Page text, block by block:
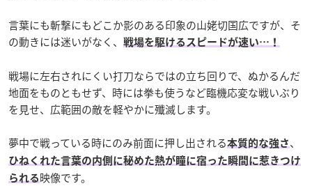
言葉にも斬撃にもどこか影のある印象の山姥切国広ですが、そ
の動きには迷いがなく、
戦場を駆けるスピードが速い…！
戦場に左右されにくい打刀ならではの立ち回りで、ぬかるんだ
地面をものともせず、時には拳も使うなど臨機応変な戦いぶり
を見せ、広範囲の敵を軽やかに殲滅します。
夢中で戦っている時にのみ前面に押し出される本質的な強さ 、
ひねくれた言葉の内側に秘めた熱が瞳に宿った瞬間に惹きつけ
られる 映像です。